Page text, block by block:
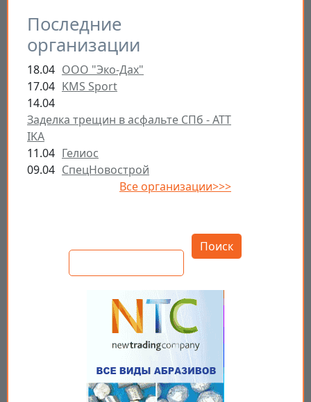
Последние
организации
18.04 ООО "Эко-Дах"
17.04 KMS Sport
14.04
Заделка трещин в асфальте СПб - ATT
IKA
11.04 Гелиос
09.04 СпецНовострой
Все организации>>>